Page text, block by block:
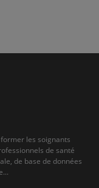
les soignants
de santé
de base de données